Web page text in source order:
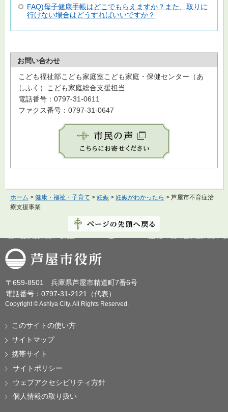
FAQ)母子健康手帳はどこでもらえますか？また、取りに
行けない場合はどうすればいいですか？
お問い合わせ
こども福祉部こども家庭室こども家庭・保健センター（あ
しふく）こども家庭総合支援担当
電話番号：0797-31-0611
ファクス番号：0797-31-0647
ホーム > 健康・福祉・子育て > 妊娠 > 妊娠がわかったら > 芦屋市不育症治
療支援事業
芦屋市役所
〒659-8501 兵庫県芦屋市精道町7番6号
電話番号：0797-31-2121（代表）
Copyright © Ashiya City. All Rights Reserved.
このサイトの使い方
サイトマップ
携帯サイト
サイトポリシー
ウェブアクセシビリティ方針
個人情報の取り扱い